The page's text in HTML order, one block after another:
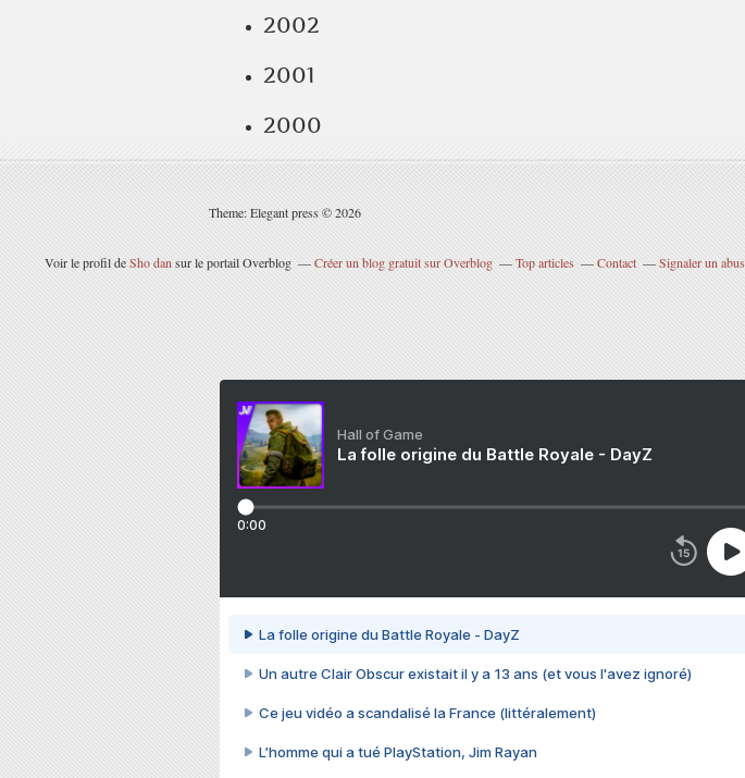
2002
2001
2000
Theme: Elegant press © 2026
Voir le profil deSho dansur le portail Overblog Créer un blog gratuit sur Overblog Top articles Contact Signaler un abus
Hall of Game
La folle origine du Battle Royale - DayZ
0:00
La folle origine du Battle Royale - DayZ
Un autre Clair Obscur existait il y a 13 ans (et vous l'avez ignoré)
Ce jeu vidéo a scandalisé la France (littéralement)
L’homme qui a tué PlayStation, Jim Rayan